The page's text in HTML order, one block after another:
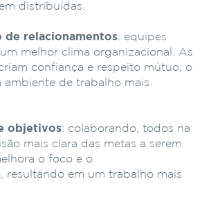
distribuídas.
de relacionamentos: equipes
melhor clima organizacional. As
confiança e respeito mútuo, o
ambiente de trabalho mais
objetivos: colaborando, todos na
mais clara das metas a serem
o foco e o
resultando em um trabalho mais